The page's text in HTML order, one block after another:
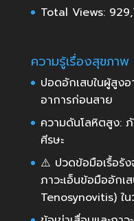
Total Views:
ความรู้เรื่องสุขภาพ
ปอดอักเสบในผู้สูง
อาการก่อนสาย
ความดันโลหิตสูง:
ศีรษะ
⚠️ ปวดข้อมือเรื้อรั
ภาวะเอ็นข้อมืออักเ
Tenosynovitis) ใ